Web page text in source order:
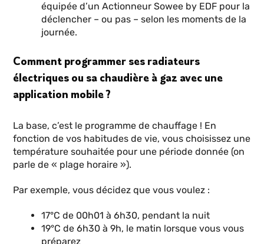
équipée d’un Actionneur Sowee by EDF pour la
déclencher – ou pas – selon les moments de la
journée.
Comment programmer ses radiateurs
électriques ou sa chaudière à gaz avec une
application mobile ?
La base, c’est le programme de chauffage ! En
fonction de vos habitudes de vie, vous choisissez une
température souhaitée pour une période donnée (on
parle de « plage horaire »).
Par exemple, vous décidez que vous voulez :
17°C de 00h01 à 6h30, pendant la nuit
19°C de 6h30 à 9h, le matin lorsque vous vous
préparez